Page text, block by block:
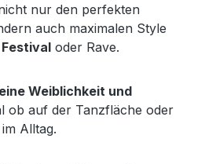
nur den perfekten
auch maximalen Style
Festivaloder Rave.
Weiblichkeit und
ob auf der Tanzfläche oder
im Alltag.